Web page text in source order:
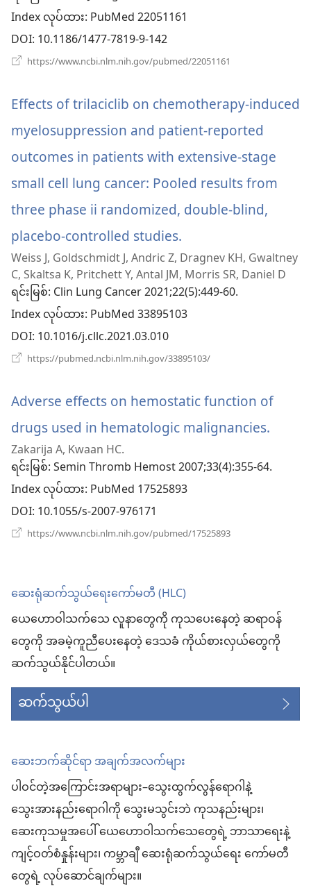
Index လုပ်ထား‎: PubMed 22051161
DOI‎: 10.1186/1477-7819-9-142
https://www.ncbi.nlm.nih.gov/pubmed/22051161
နေ
တယ်)
Effects of trilaciclib on chemotherapy-induced
myelosuppression and patient-reported
outcomes in patients with extensive-stage
small cell lung cancer: Pooled results from
three phase ii randomized, double-blind,
placebo-controlled studies.
အသစ်
ဖွ
င့်
ပါ
တယ်)
Weiss J, Goldschmidt J, Andric Z, Dragnev KH, Gwaltney
C, Skaltsa K, Pritchett Y, Antal JM, Morris SR, Daniel D
ရင်းမြစ်‎: Clin Lung Cancer 2021;22(5):449-60.
Index လုပ်ထား‎: PubMed 33895103
DOI‎: 10.1016/j.cllc.2021.03.010
https://pubmed.ncbi.nlm.nih.gov/33895103/
နေ
တယ်)
Adverse effects on hemostatic function of
drugs used in hematologic malignancies.
Zakarija A, Kwaan HC.
ရင်းမြစ်‎: Semin Thromb Hemost 2007;33(4):355-64.
Index လုပ်ထား‎: PubMed 17525893
DOI‎: 10.1055/s-2007-976171
https://www.ncbi.nlm.nih.gov/pubmed/17525893
ဆေးရုံဆက်သွယ်ရေးကော်မတီ (HLC)
ယေဟောဝါသက်သေ လူနာတွေကို ကုသပေးနေတဲ့ ဆရာဝန်
တွေကို အခမဲ့ကူညီပေးနေတဲ့ ဒေသခံ ကိုယ်စားလှယ်တွေကို
ဆက်သွယ်နိုင်ပါတယ်။
ဆက်သွယ်ပါ
ဆေးဘက်ဆိုင်ရာ အချက်အလက်များ
ပါဝင်တဲ့အကြောင်းအရာများ–သွေးထွက်လွန်ရောဂါနဲ့
သွေးအားနည်းရောဂါကို သွေးမသွင်းဘဲ ကုသနည်းများ၊
ဆေးကုသမှုအပေါ် ယေဟောဝါသက်သေတွေရဲ့ ဘာသာရေးနဲ့
ကျင့်ဝတ်စံနှုန်းများ၊ ကမ္ဘာချီ ဆေးရုံဆက်သွယ်ရေး ကော်မတီ
တွေရဲ့ လုပ်ဆောင်ချက်များ။